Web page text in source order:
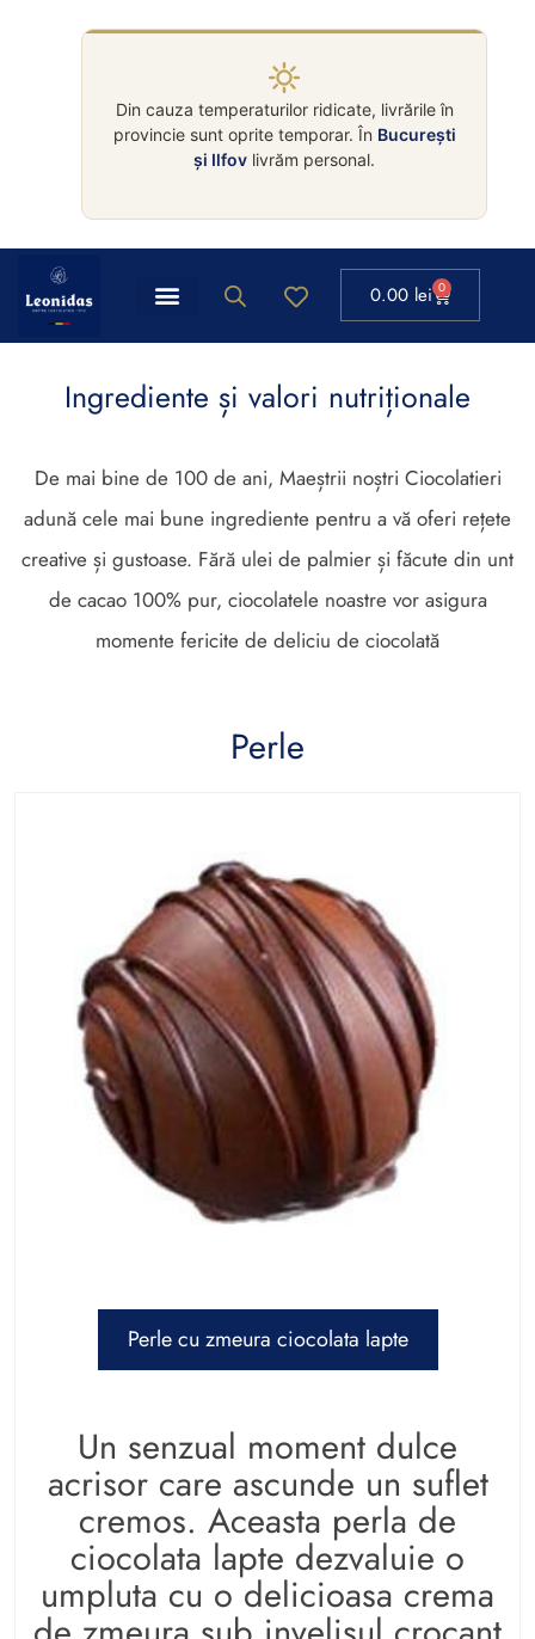
Din cauza temperaturilor ridicate, livrările în
provincie sunt oprite temporar. În București
și Ilfov livrăm personal.
0.00 lei 0
Ingrediente și valori nutriționale
De mai bine de 100 de ani, Maeștrii noștri Ciocolatieri
adună cele mai bune ingrediente pentru a vă oferi rețete
creative și gustoase. Fără ulei de palmier și făcute din unt
de cacao 100% pur, ciocolatele noastre vor asigura
momente fericite de deliciu de ciocolată
Perle
Perle cu zmeura ciocolata lapte
Un senzual moment dulce
acrisor care ascunde un suflet
cremos. Aceasta perla de
ciocolata lapte dezvaluie o
umpluta cu o delicioasa crema